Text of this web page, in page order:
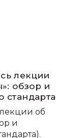
лекции
обзор и
стандарта
об
и